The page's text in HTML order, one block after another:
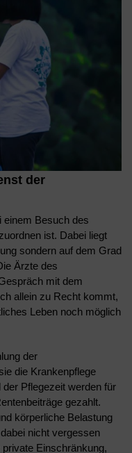
der
einem Besuch des
ist. Dabei liegt
sondern auf dem Grad
Ärzte des
mit dem
allein zu Recht kommt,
Leben noch möglich
der
die Krankenpflege
Pflegezeit werden für
gezahlt.
körperliche Belastung
nicht vergessen
Einschränkung,